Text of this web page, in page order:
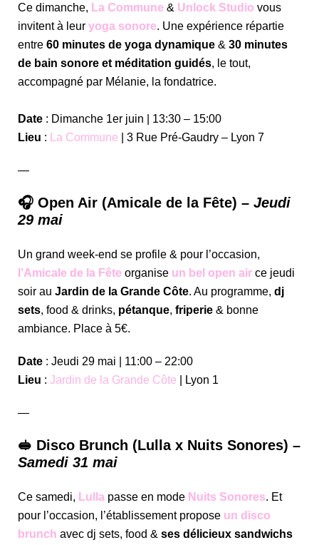
Ce dimanche, La Commune & Unlock Studio vous
invitent à leur yoga sonore. Une expérience répartie
entre 60 minutes de yoga dynamique & 30 minutes
de bain sonore et méditation guidés, le tout,
accompagné par Mélanie, la fondatrice.
Date : Dimanche 1er juin | 13:30 – 15:00
Lieu : La Commune | 3 Rue Pré-Gaudry – Lyon 7
—
🎧 Open Air (Amicale de la Fête) – Jeudi
29 mai
Un grand week-end se profile & pour l’occasion,
l’Amicale de la Fête organise un bel open air ce jeudi
soir au Jardin de la Grande Côte. Au programme, dj
sets, food & drinks, pétanque, friperie & bonne
ambiance. Place à 5€.
Date : Jeudi 29 mai | 11:00 – 22:00
Lieu : Jardin de la Grande Côte | Lyon 1
—
🥪 Disco Brunch (Lulla x Nuits Sonores) –
Samedi 31 mai
Ce samedi, Lulla passe en mode Nuits Sonores. Et
pour l’occasion, l’établissement propose un disco
brunch avec dj sets, food & ses délicieux sandwichs